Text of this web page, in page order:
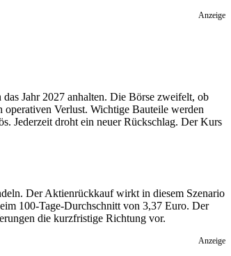
Anzeige
Jahr 2027 anhalten. Die Börse zweifelt, ob
Verlust. Wichtige Bauteile werden
Jederzeit droht ein neuer Rückschlag. Der Kurs
Der Aktienrückkauf wirkt in diesem Szenario
100-Tage-Durchschnitt von 3,37 Euro. Der
die kurzfristige Richtung vor.
Anzeige